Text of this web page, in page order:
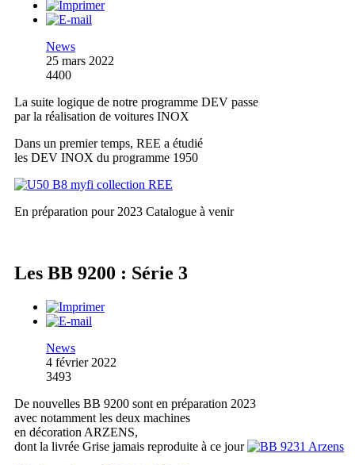
News
25 mars 2022
4400
La suite logique de notre programme DEV passe
par la réalisation de voitures INOX
Dans un premier temps, REE a étudié
les DEV INOX du programme 1950
En préparation pour 2023 Catalogue à venir
Les BB 9200 : Série 3
News
4 février 2022
3493
De nouvelles BB 9200 sont en préparation 2023
avec notamment les deux machines
en décoration ARZENS,
dont la livrée Grise jamais reproduite à ce jour